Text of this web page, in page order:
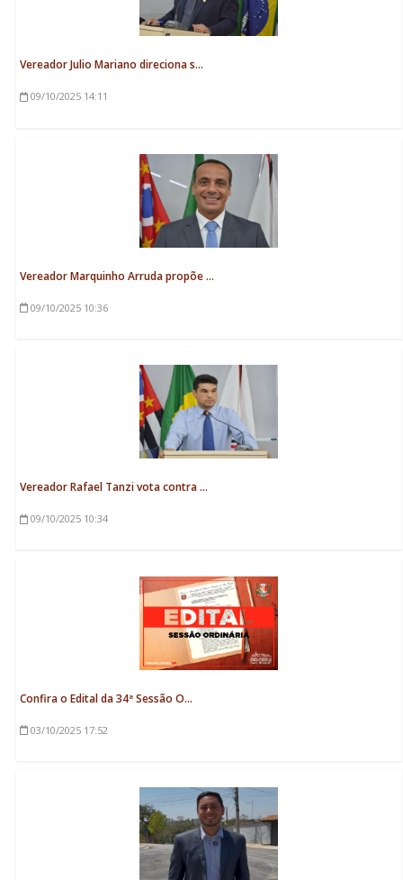
Vereador Julio Mariano direciona s...
09/10/2025 14:11
Vereador Marquinho Arruda propõe ...
09/10/2025 10:36
Vereador Rafael Tanzi vota contra ...
09/10/2025 10:34
Confira o Edital da 34ª Sessão O...
03/10/2025 17:52